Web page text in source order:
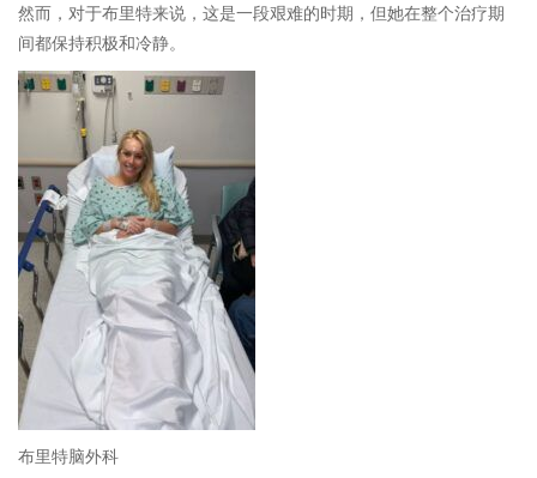
然而，对于布里特来说，这是一段艰难的时期，但她在整个治疗期
间都保持积极和冷静。
布里特脑外科